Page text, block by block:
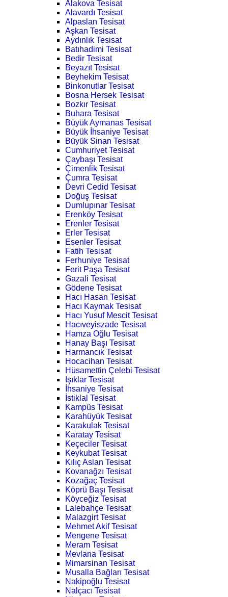
Alakova Tesisat
Alavardı Tesisat
Alpaslan Tesisat
Aşkan Tesisat
Aydınlık Tesisat
Batıhadimi Tesisat
Bedir Tesisat
Beyazıt Tesisat
Beyhekim Tesisat
Binkonutlar Tesisat
Bosna Hersek Tesisat
Bozkır Tesisat
Buhara Tesisat
Büyük Aymanas Tesisat
Büyük İhsaniye Tesisat
Büyük Sinan Tesisat
Cumhuriyet Tesisat
Çaybaşı Tesisat
Çimenlik Tesisat
Çumra Tesisat
Devri Cedid Tesisat
Doğuş Tesisat
Dumlupınar Tesisat
Erenköy Tesisat
Erenler Tesisat
Erler Tesisat
Esenler Tesisat
Fatih Tesisat
Ferhuniye Tesisat
Ferit Paşa Tesisat
Gazali Tesisat
Gödene Tesisat
Hacı Hasan Tesisat
Hacı Kaymak Tesisat
Hacı Yusuf Mescit Tesisat
Hacıveyiszade Tesisat
Hamza Oğlu Tesisat
Hanay Başı Tesisat
Harmancık Tesisat
Hocacihan Tesisat
Hüsamettin Çelebi Tesisat
Işıklar Tesisat
İhsaniye Tesisat
İstiklal Tesisat
Kampüs Tesisat
Karahüyük Tesisat
Karakulak Tesisat
Karatay Tesisat
Keçeciler Tesisat
Keykubat Tesisat
Kılıç Aslan Tesisat
Kovanağzı Tesisat
Kozağaç Tesisat
Köprü Başı Tesisat
Köyceğiz Tesisat
Lalebahçe Tesisat
Malazgirt Tesisat
Mehmet Akif Tesisat
Mengene Tesisat
Meram Tesisat
Mevlana Tesisat
Mimarsinan Tesisat
Musalla Bağları Tesisat
Nakipoğlu Tesisat
Nalçacı Tesisat